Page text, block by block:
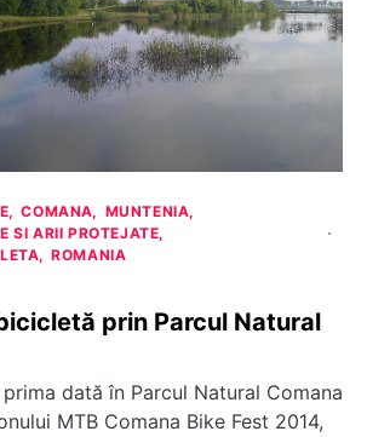
COMANA
MUNTENIA
SI ARII PROTEJATE
ROMANIA
prin Parcul Natural
dată în Parcul Natural Comana
MTB Comana Bike Fest 2014,